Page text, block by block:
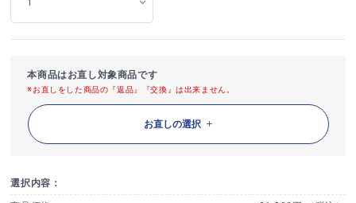
本商品はお直し対象商品です
※お直しをした商品の『返品』『交換』は出来ません。
お直しの選択
選択内容：